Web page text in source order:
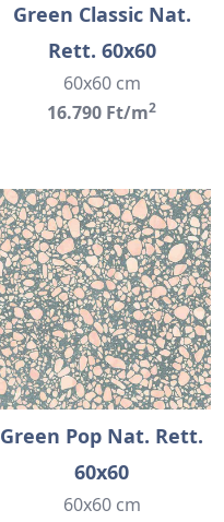
Green Classic Nat.
Rett. 60x60
60x60 cm
16.790 Ft/m2
Green Pop Nat. Rett.
60x60
60x60 cm